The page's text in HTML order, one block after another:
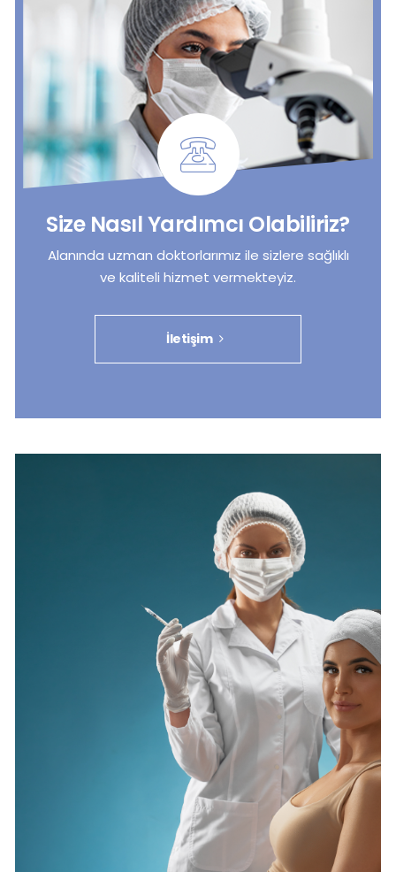
Size Nasıl Yardımcı Olabiliriz?
Alanında uzman doktorlarımız ile sizlere sağlıklı
ve kaliteli hizmet vermekteyiz.
İletişim